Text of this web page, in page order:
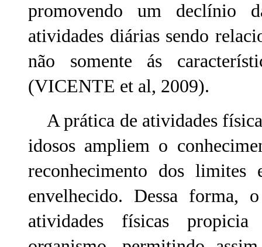
promovendo um declínio
atividades diárias sendo
não somente ás
(VICENTE et al, 2009).
A prática de atividades
idosos ampliem o
reconhecimento dos limites
envelhecido. Dessa forma,
atividades físicas propicia